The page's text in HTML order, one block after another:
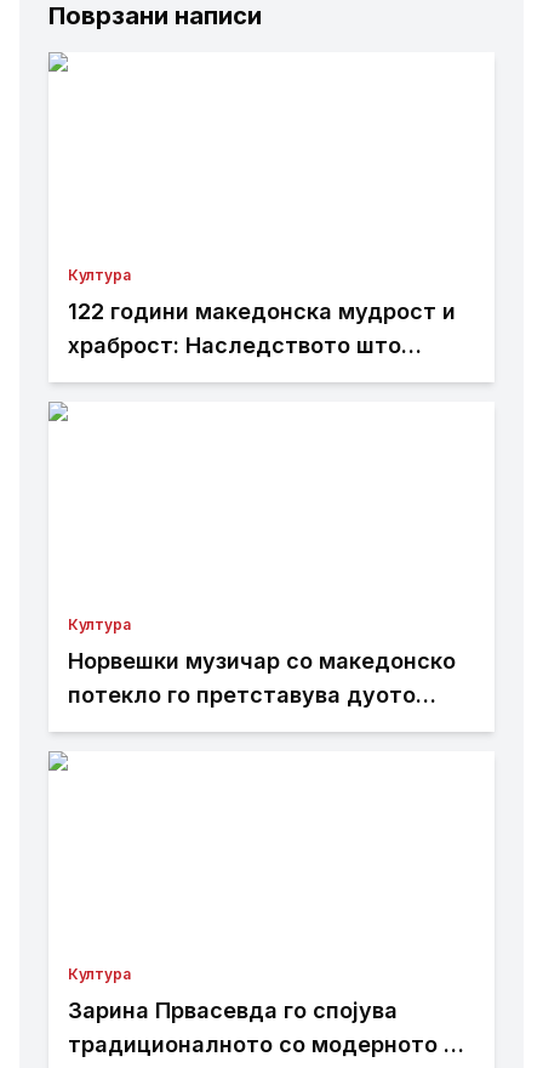
Поврзани написи
Култура
122 години македонска мудрост и
храброст: Наследството што
живее
Култура
Норвешки музичар со македонско
потекло го претставува дуото
Добрила и Дориан на својот нов
Култура
Зарина Првасевда го спојува
традиционалното со модерното во